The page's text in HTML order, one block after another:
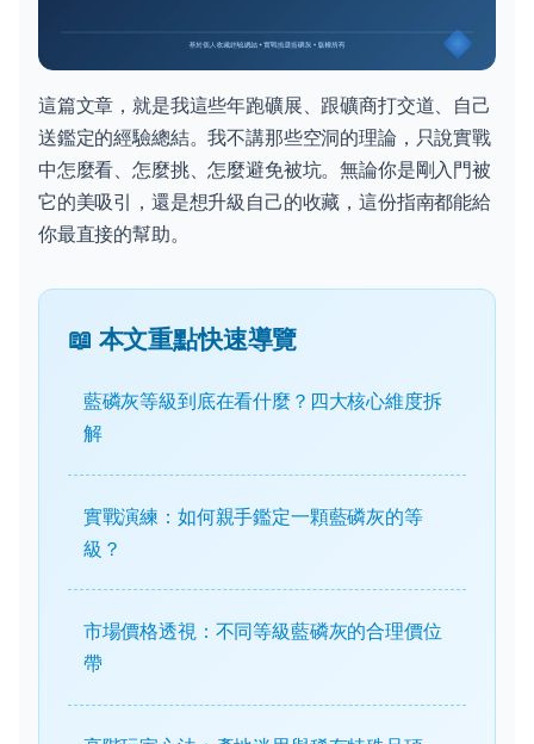
這篇文章，就是我這些年跑礦展、跟礦商打交道、自己
送鑑定的經驗總結。我不講那些空洞的理論，只說實戰
中怎麼看、怎麼挑、怎麼避免被坑。無論你是剛入門被
它的美吸引，還是想升級自己的收藏，這份指南都能給
你最直接的幫助。
📖 本文重點快速導覽
藍磷灰等級到底在看什麼？四大核心維度拆
解
實戰演練：如何親手鑑定一顆藍磷灰的等
級？
市場價格透視：不同等級藍磷灰的合理價位
帶